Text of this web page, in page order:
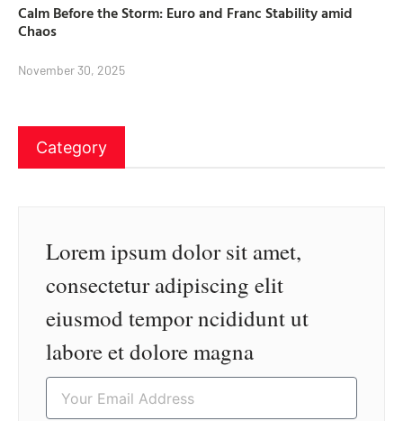
Calm Before the Storm: Euro and Franc Stability amid
Chaos
November 30, 2025
Category
Lorem ipsum dolor sit amet,
consectetur adipiscing elit
eiusmod tempor ncididunt ut
labore et dolore magna